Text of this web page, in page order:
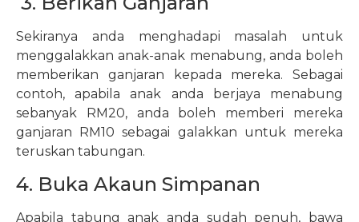
Sekiranya anda menghadapi masalah untuk
menggalakkan anak-anak menabung, anda boleh
memberikan ganjaran kepada mereka. Sebagai
contoh, apabila anak anda berjaya menabung
sebanyak RM20, anda boleh memberi mereka
ganjaran RM10 sebagai galakkan untuk mereka
teruskan tabungan.
4. Buka Akaun Simpanan
Apabila tabung anak anda sudah penuh, bawa